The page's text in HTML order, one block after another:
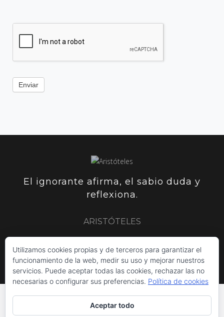
Enviar
El ignorante afirma, el sabio duda y
reflexiona.
ARISTÓTELES
ARISTÓTELES PLUTARCO SIR FRANCIS BACON
POLÍTICA DE COOKIES AVISO LEGAL
Utilizamos cookies propias y de terceros para garantizar el
funcionamiento de la web, medir su uso y mejorar nuestros
servicios. Puede aceptar todas las cookies, rechazar las no
necesarias o configurar sus preferencias. Política de cookies
Aceptar todo